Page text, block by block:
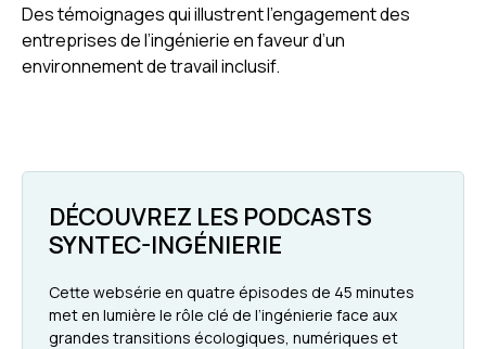
Des témoignages qui illustrent l’engagement des
entreprises de l’ingénierie en faveur d’un
environnement de travail inclusif.
DÉCOUVREZ LES PODCASTS
SYNTEC-INGÉNIERIE
Cette websérie en quatre épisodes de 45 minutes
met en lumière le rôle clé de l’ingénierie face aux
grandes transitions écologiques, numériques et